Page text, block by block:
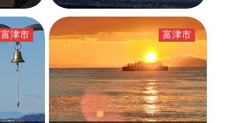
富津市 富津市